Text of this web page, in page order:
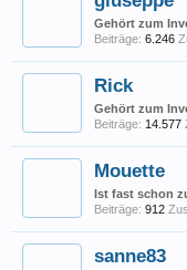
Gehört zum
Beiträge: 6.246
Rick
Gehört zum
Beiträge: 14.577
Mouette
Ist fast schon
Beiträge: 912
sanne83